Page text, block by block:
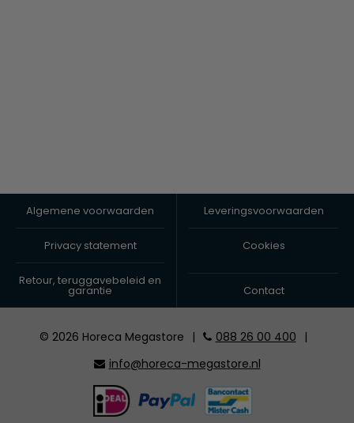
Algemene voorwaarden Leveringsvoorwaarden
Privacy statement Cookies
Retour, teruggavebeleid en
garantie Contact
© 2026 Horeca Megastore | 088 26 00 400
|
info@horeca-megastore.nl